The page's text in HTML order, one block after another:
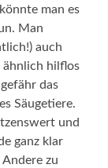
man es
Man
auch
ähnlich hilflos
das
Säugetiere.
und
ganz klar
zu